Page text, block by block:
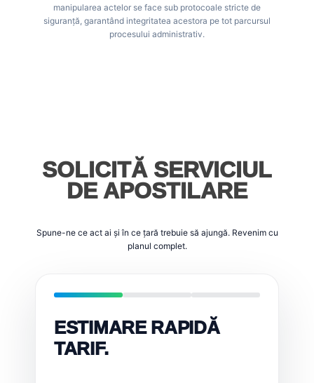
manipularea actelor se face sub protocoale stricte de
siguranță, garantând integritatea acestora pe tot parcursul
procesului administrativ.
SOLICITĂ SERVICIUL
DE APOSTILARE
Spune-ne ce act ai și în ce țară trebuie să ajungă. Revenim cu
planul complet.
ESTIMARE RAPIDĂ
TARIF.